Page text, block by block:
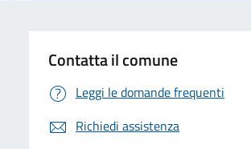
Contatta il comune
Leggi le domande frequenti
Richiedi assistenza